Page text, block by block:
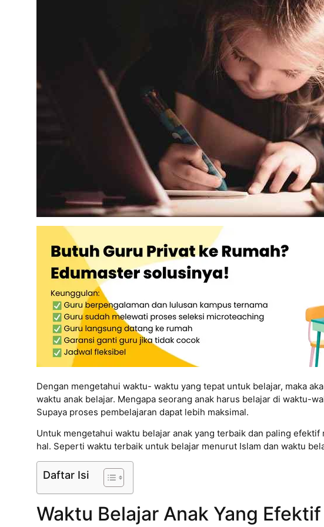
Dengan mengetahui waktu- waktu yang tepat untuk belajar, maka
waktu anak belajar. Mengapa seorang anak harus belajar di waktu-
Supaya proses pembelajaran dapat lebih maksimal.
Untuk mengetahui waktu belajar anak yang terbaik dan paling
hal. Seperti waktu terbaik untuk belajar menurut Islam dan waktu
Daftar Isi
Waktu Belajar Anak Yang Efektif